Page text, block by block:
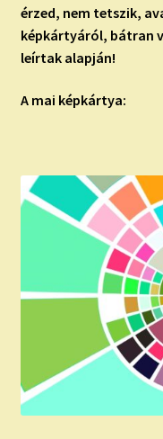
érzed, nem tetszik,
képkártyáról, bátran
leírtak alapján!
A mai képkártya: